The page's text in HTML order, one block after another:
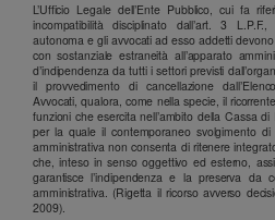
L’Ufficio Legale dell’Ente Pubblico, cui fa
incompatibilità disciplinato dall’art. 3
autonoma e gli avvocati ad esso addetti
con sostanziale estraneità all’apparato
d’indipendenza da tutti i settori previsti
il provvedimento di cancellazione
Avvocati, qualora, come nella specie, il
funzioni che esercita nell’ambito della Cassa
per la quale il contemporaneo svolgimento
amministrativa non consenta di ritenere
che, inteso in senso oggettivo ed esterno,
garantisce l’indipendenza e la preserva da
amministrativa. (Rigetta il ricorso avverso
2009).